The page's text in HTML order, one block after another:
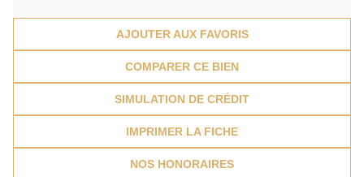
AJOUTER AUX FAVORIS
COMPARER CE BIEN
SIMULATION DE CRÉDIT
IMPRIMER LA FICHE
NOS HONORAIRES